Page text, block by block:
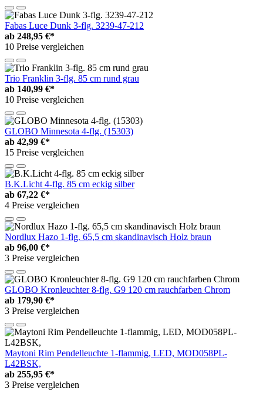
Fabas Luce Dunk 3-flg. 3239-47-212
ab 248,95 €*
10 Preise vergleichen
Trio Franklin 3-flg. 85 cm rund grau
ab 140,99 €*
10 Preise vergleichen
GLOBO Minnesota 4-flg. (15303)
ab 42,99 €*
15 Preise vergleichen
B.K.Licht 4-flg. 85 cm eckig silber
ab 67,22 €*
4 Preise vergleichen
Nordlux Hazo 1-flg. 65,5 cm skandinavisch Holz braun
ab 96,00 €*
3 Preise vergleichen
GLOBO Kronleuchter 8-flg. G9 120 cm rauchfarben Chrom
ab 179,90 €*
3 Preise vergleichen
Maytoni Rim Pendelleuchte 1-flammig, LED, MOD058PL-
L42BSK,
ab 255,95 €*
3 Preise vergleichen